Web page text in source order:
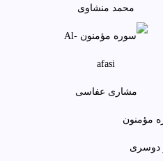
محمد منشاوی
مشاری عفاسی